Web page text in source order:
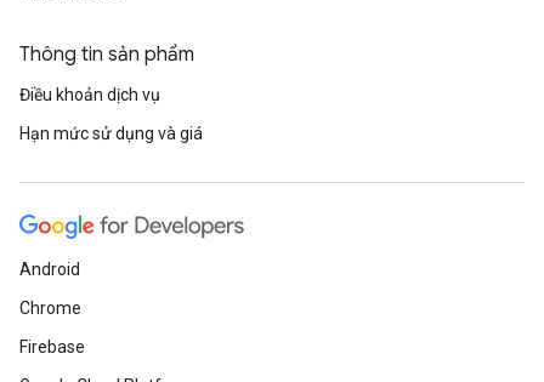
Thông tin sản phẩm
Điều khoản dịch vụ
Hạn mức sử dụng và giá
Android
Chrome
Firebase